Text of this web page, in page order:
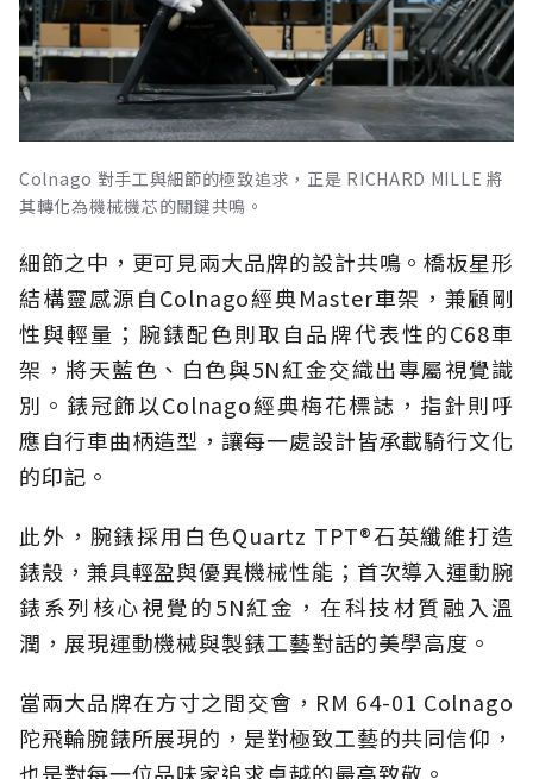
Colnago 對手工與細節的極致追求，正是 RICHARD MILLE 將
其轉化為機械機芯的關鍵共鳴。
細節之中，更可見兩大品牌的設計共鳴。橋板星形
結構靈感源自Colnago經典Master車架，兼顧剛
性與輕量；腕錶配色則取自品牌代表性的C68車
架，將天藍色、白色與5N紅金交織出專屬視覺識
別。錶冠飾以Colnago經典梅花標誌，指針則呼
應自行車曲柄造型，讓每一處設計皆承載騎行文化
的印記。
此外，腕錶採用白色Quartz TPT®石英纖維打造
錶殼，兼具輕盈與優異機械性能；首次導入運動腕
錶系列核心視覺的5N紅金，在科技材質融入溫
潤，展現運動機械與製錶工藝對話的美學高度。
當兩大品牌在方寸之間交會，RM 64-01 Colnago
陀飛輪腕錶所展現的，是對極致工藝的共同信仰，